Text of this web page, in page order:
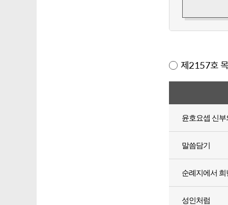
제2157호
윤호요셉 신
말씀담기
순례지에서
성인처럼